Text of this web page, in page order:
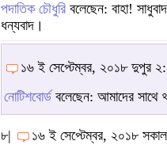
পদাতিক চৌধুরি বলেছেন: বাহা!
ধন্যবাদ।
১৬ ই সেপ্টেম্বর, ২০১৮ দুপুর
নোটিশবোর্ড বলেছেন: আমাদের সাথে
৮|
১৬ ই সেপ্টেম্বর, ২০১৮